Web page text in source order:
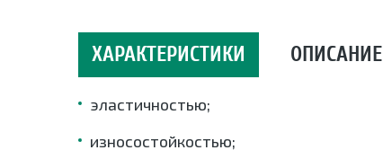
ХАРАКТЕРИСТИКИ ОПИСАНИЕ
эластичностью;
износостойкостью;